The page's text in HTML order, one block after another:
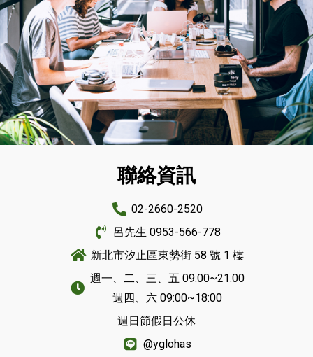
加盟專區
聯絡資訊
02-2660-2520
呂先生 0953-566-778
新北市汐止區東勢街 58 號 1 樓
週一、二、三、五 09:00~21:00
週四、六 09:00~18:00
週日節假日公休
@yglohas